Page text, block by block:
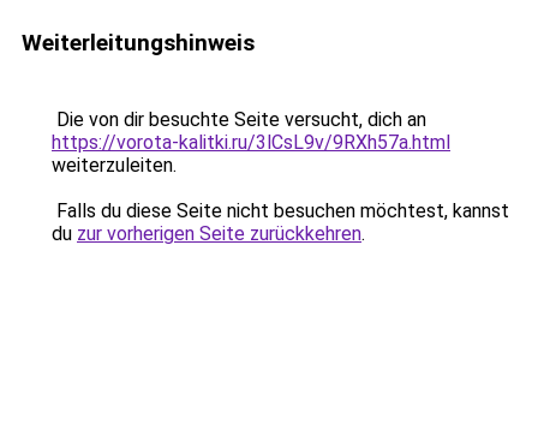
Weiterleitungshinweis
Die von dir besuchte Seite versucht, dich an
https://vorota-kalitki.ru/3lCsL9v/9RXh57a.html
weiterzuleiten.
Falls du diese Seite nicht besuchen möchtest, kannst
du zur vorherigen Seite zurückkehren.